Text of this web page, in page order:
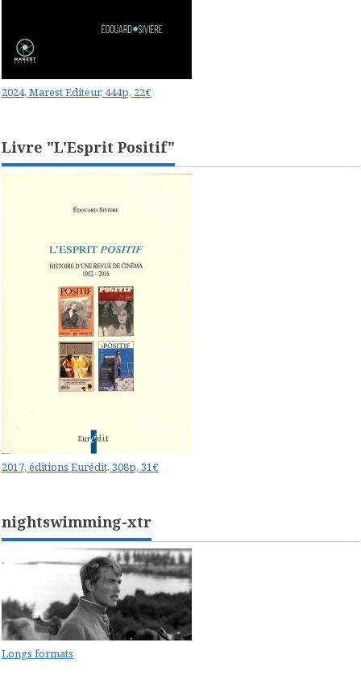
2024, Marest Editeur, 444p, 22€
Livre "L'Esprit Positif"
2017, éditions Eurédit, 308p, 31€
nightswimming-xtr
Longs formats